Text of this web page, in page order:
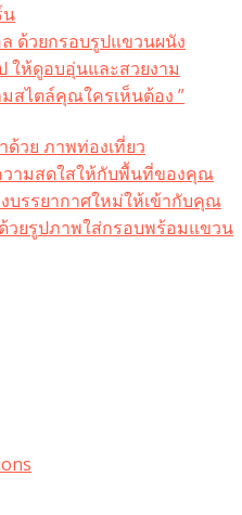
น
ด้วยกรอบรูปแขวนผนัง
ให้ดูอบอุ่นและสวยงาม
สไตล์คุณใครเห็นต้อง ”
ด้วย ภาพท่องเที่ยว
วามสดใสให้กับพื้นที่ของคุณ
บรรยากาศใหม่ให้เข้ากับคุณ
วยรูปภาพใส่กรอบพร้อมแขวน​